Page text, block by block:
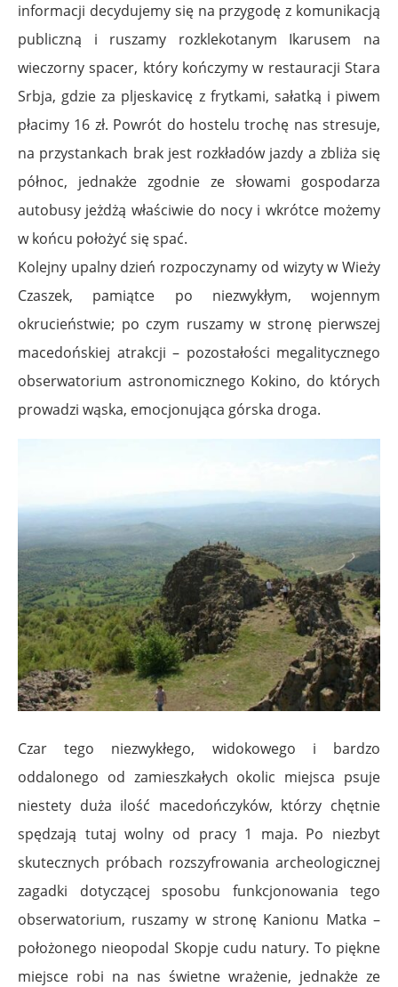
informacji decydujemy się na przygodę z komunikacją
publiczną i ruszamy rozklekotanym Ikarusem na
wieczorny spacer, który kończymy w restauracji Stara
Srbja, gdzie za pljeskavicę z frytkami, sałatką i piwem
płacimy 16 zł. Powrót do hostelu trochę nas stresuje,
na przystankach brak jest rozkładów jazdy a zbliża się
północ, jednakże zgodnie ze słowami gospodarza
autobusy jeżdżą właściwie do nocy i wkrótce możemy
w końcu położyć się spać.
Kolejny upalny dzień rozpoczynamy od wizyty w Wieży
Czaszek, pamiątce po niezwykłym, wojennym
okrucieństwie; po czym ruszamy w stronę pierwszej
macedońskiej atrakcji – pozostałości megalitycznego
obserwatorium astronomicznego Kokino, do których
prowadzi wąska, emocjonująca górska droga.
Czar tego niezwykłego, widokowego i bardzo
oddalonego od zamieszkałych okolic miejsca psuje
niestety duża ilość macedończyków, którzy chętnie
spędzają tutaj wolny od pracy 1 maja. Po niezbyt
skutecznych próbach rozszyfrowania archeologicznej
zagadki dotyczącej sposobu funkcjonowania tego
obserwatorium, ruszamy w stronę Kanionu Matka –
położonego nieopodal Skopje cudu natury. To piękne
miejsce robi na nas świetne wrażenie, jednakże ze